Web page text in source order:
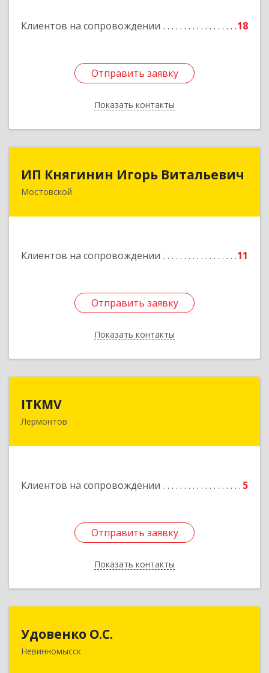
Клиентов на сопровождении 18
Отправить заявку
Показать контакты
Отправить заявку
Назад
ИП Княгинин Игорь Витальевич
Мостовской
Клиентов на сопровождении 11
Отправить заявку
Показать контакты
352570, Краснодарский край, Мостовский р-н,
Отправить заявку
Назад
ITKMV
Лермонтов
Клиентов на сопровождении 5
Отправить заявку
Показать контакты
Отправить заявку
Назад
Удовенко О.С.
Невинномысск
357 100, г.Невинномысск, ул.Революцеонная,